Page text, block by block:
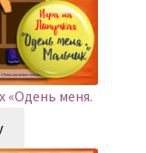
«Одень меня.